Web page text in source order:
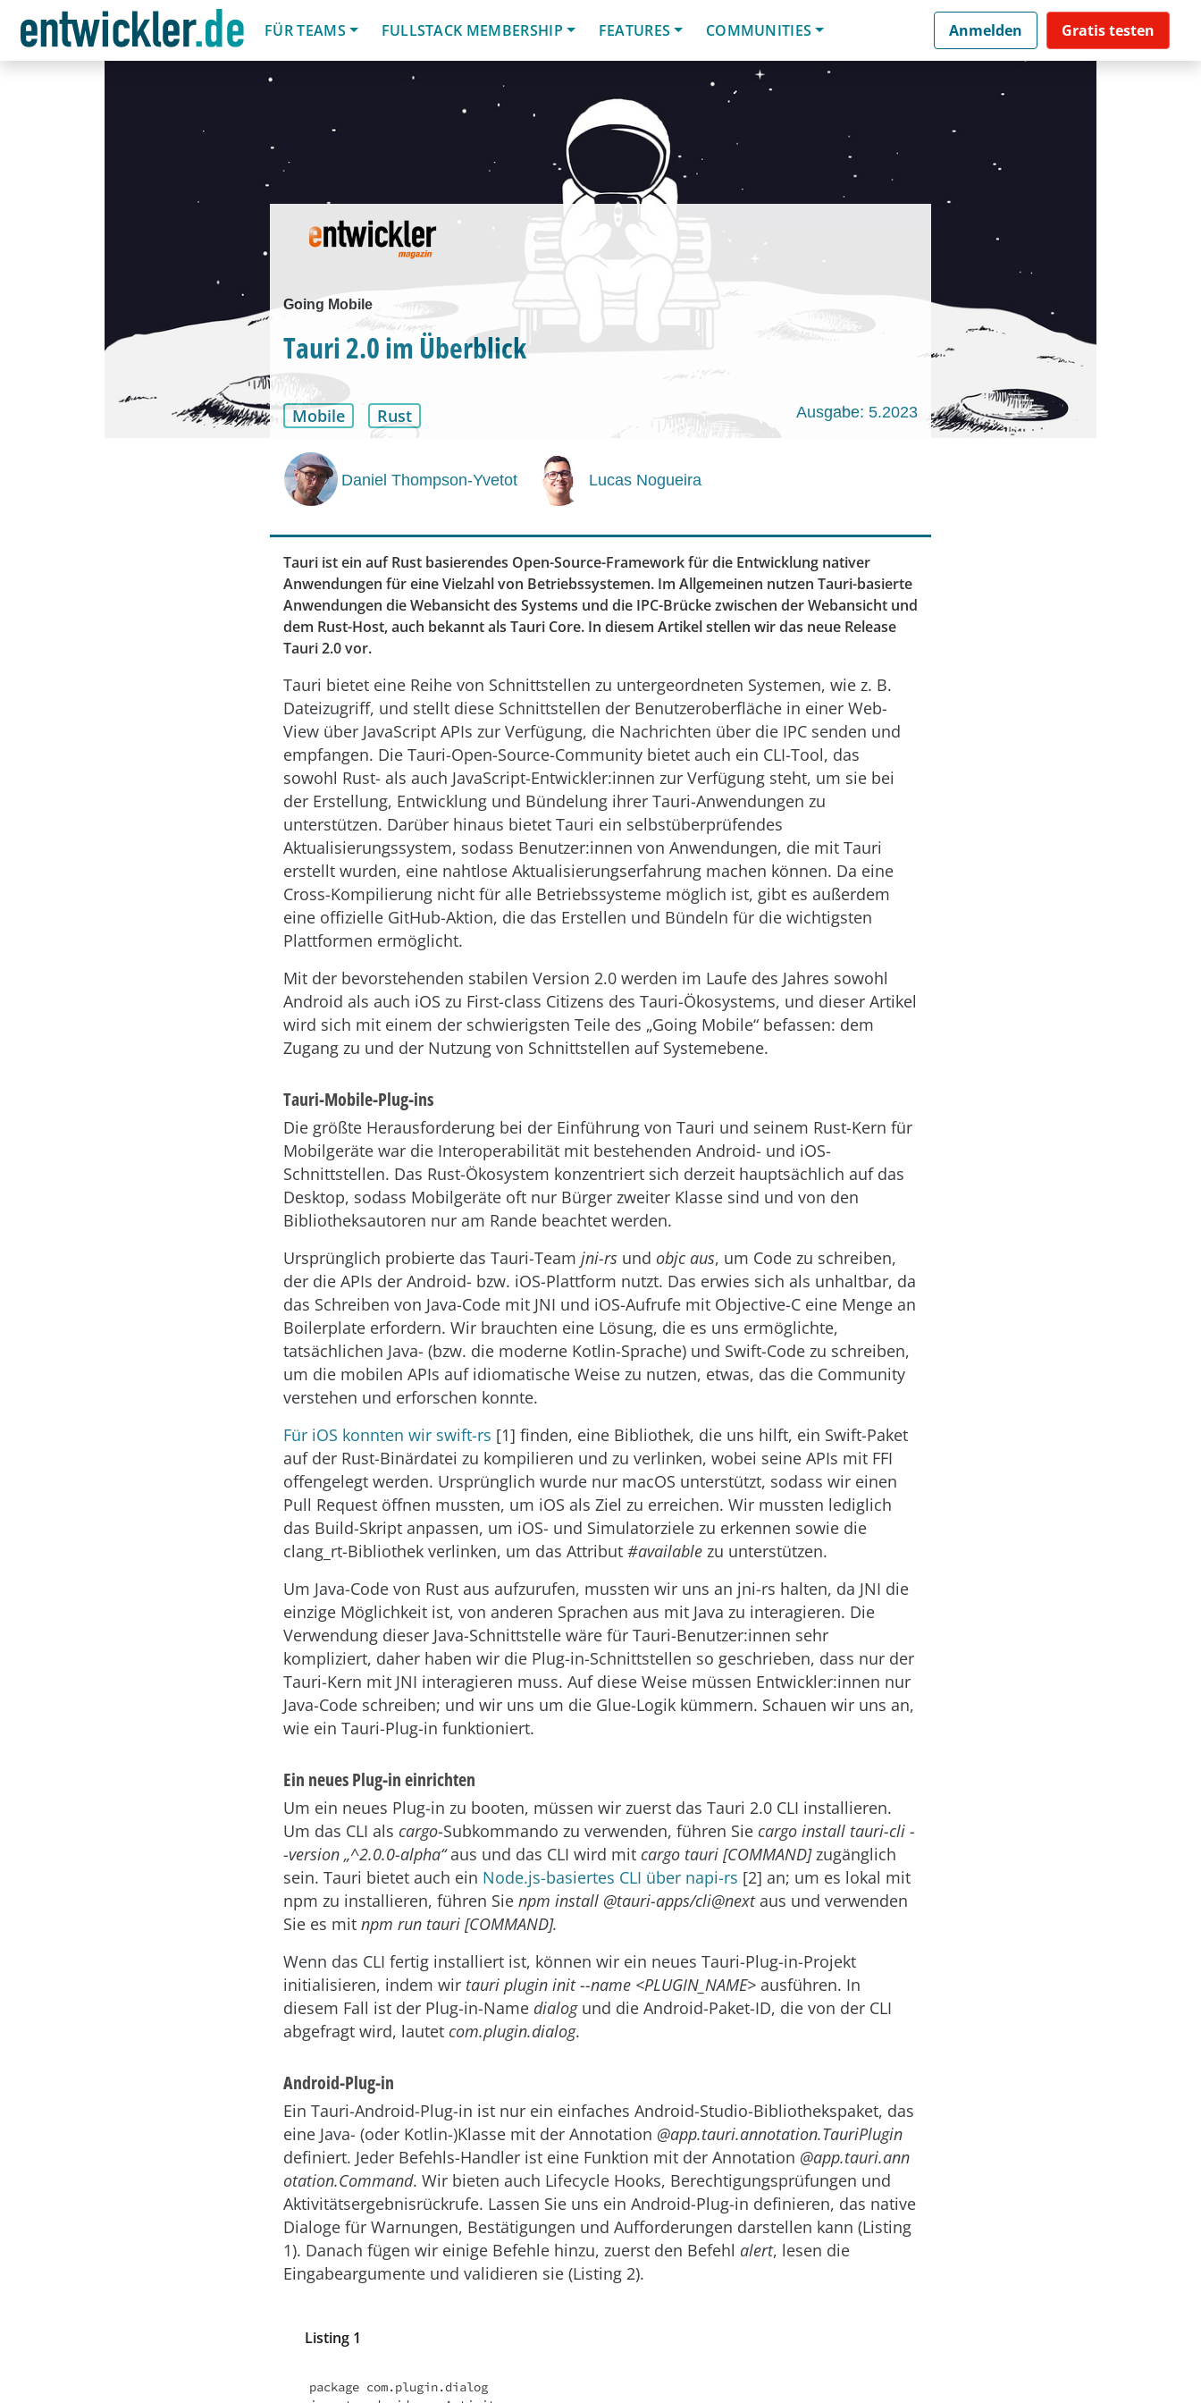
FÜR TEAMS
FULLSTACK MEMBERSHIP FEATURES COMMUNITIES Anmelden Gratis testen
Going Mobile
Tauri 2.0 im Überblick
Mobile Rust Ausgabe: 5.2023
Daniel Thompson-Yvetot Lucas Nogueira
Tauri ist ein auf Rust basierendes Open-Source-Framework für die Entwicklung nativer
Anwendungen für eine Vielzahl von Betriebssystemen. Im Allgemeinen nutzen Tauri-basierte
Anwendungen die Webansicht des Systems und die IPC-Brücke zwischen der Webansicht und
dem Rust-Host, auch bekannt als Tauri Core. In diesem Artikel stellen wir das neue Release
Tauri 2.0 vor.
Tauri bietet eine Reihe von Schnittstellen zu untergeordneten Systemen, wie z. B.
Dateizugriff, und stellt diese Schnittstellen der Benutzeroberfläche in einer Web-
View über JavaScript APIs zur Verfügung, die Nachrichten über die IPC senden und
empfangen. Die Tauri-Open-Source-Community bietet auch ein CLI-Tool, das
sowohl Rust- als auch JavaScript-Entwickler:innen zur Verfügung steht, um sie bei
der Erstellung, Entwicklung und Bündelung ihrer Tauri-Anwendungen zu
unterstützen. Darüber hinaus bietet Tauri ein selbstüberprüfendes
Aktualisierungssystem, sodass Benutzer:innen von Anwendungen, die mit Tauri
erstellt wurden, eine nahtlose Aktualisierungserfahrung machen können. Da eine
Cross-Kompilierung nicht für alle Betriebssysteme möglich ist, gibt es außerdem
eine offizielle GitHub-Aktion, die das Erstellen und Bündeln für die wichtigsten
Plattformen ermöglicht.
Mit der bevorstehenden stabilen Version 2.0 werden im Laufe des Jahres sowohl
Android als auch iOS zu First-class Citizens des Tauri-Ökosystems, und dieser Artikel
wird sich mit einem der schwierigsten Teile des „Going Mobile“ befassen: dem
Zugang zu und der Nutzung von Schnittstellen auf Systemebene.
Tauri-Mobile-Plug-ins
Die größte Herausforderung bei der Einführung von Tauri und seinem Rust-Kern für
Mobilgeräte war die Interoperabilität mit bestehenden Android- und iOS-
Schnittstellen. Das Rust-Ökosystem konzentriert sich derzeit hauptsächlich auf das
Desktop, sodass Mobilgeräte oft nur Bürger zweiter Klasse sind und von den
Bibliotheksautoren nur am Rande beachtet werden.
Ursprünglich probierte das Tauri-Team jni-rs und objc aus, um Code zu schreiben,
der die APIs der Android- bzw. iOS-Plattform nutzt. Das erwies sich als unhaltbar, da
das Schreiben von Java-Code mit JNI und iOS-Aufrufe mit Objective-C eine Menge an
Boilerplate erfordern. Wir brauchten eine Lösung, die es uns ermöglichte,
tatsächlichen Java- (bzw. die moderne Kotlin-Sprache) und Swift-Code zu schreiben,
um die mobilen APIs auf idiomatische Weise zu nutzen, etwas, das die Community
verstehen und erforschen konnte.
Für iOS konnten wir swift-rs [1] finden, eine Bibliothek, die uns hilft, ein Swift-Paket
auf der Rust-Binärdatei zu kompilieren und zu verlinken, wobei seine APIs mit FFI
offengelegt werden. Ursprünglich wurde nur macOS unterstützt, sodass wir einen
Pull Request öffnen mussten, um iOS als Ziel zu erreichen. Wir mussten lediglich
das Build-Skript anpassen, um iOS- und Simulatorziele zu erkennen sowie die
clang_rt-Bibliothek verlinken, um das Attribut #available zu unterstützen.
Um Java-Code von Rust aus aufzurufen, mussten wir uns an jni-rs halten, da JNI die
einzige Möglichkeit ist, von anderen Sprachen aus mit Java zu interagieren. Die
Verwendung dieser Java-Schnittstelle wäre für Tauri-Benutzer:innen sehr
kompliziert, daher haben wir die Plug-in-Schnittstellen so geschrieben, dass nur der
Tauri-Kern mit JNI interagieren muss. Auf diese Weise müssen Entwickler:innen nur
Java-Code schreiben; und wir uns um die Glue-Logik kümmern. Schauen wir uns an,
wie ein Tauri-Plug-in funktioniert.
Ein neues Plug-in einrichten
Um ein neues Plug-in zu booten, müssen wir zuerst das Tauri 2.0 CLI installieren.
Um das CLI als cargo-Subkommando zu verwenden, führen Sie cargo install tauri-cli -
-version „^2.0.0-alpha“aus und das CLI wird mit cargo tauri [COMMAND]zugänglich
sein. Tauri bietet auch ein Node.js-basiertes CLI über napi-rs [2] an; um es lokal mit
npm zu installieren, führen Sie npm install @tauri-apps/cli@nextaus und verwenden
Sie es mit npm run tauri [COMMAND].
Wenn das CLI fertig installiert ist, können wir ein neues Tauri-Plug-in-Projekt
initialisieren, indem wir tauri plugin init --name <PLUGIN_NAME> ausführen. In
diesem Fall ist der Plug-in-Name dialogund die Android-Paket-ID, die von der CLI
abgefragt wird, lautet com.plugin.dialog.
Android-Plug-in
Ein Tauri-Android-Plug-in ist nur ein einfaches Android-Studio-Bibliothekspaket, das
eine Java- (oder Kotlin-)Klasse mit der Annotation @app.tauri.annotation.TauriPlugin
definiert. Jeder Befehls-Handler ist eine Funktion mit der Annotation @app.tauri.ann
otation.Command. Wir bieten auch Lifecycle Hooks, Berechtigungsprüfungen und
Aktivitätsergebnisrückrufe. Lassen Sie uns ein Android-Plug-in definieren, das native
Dialoge für Warnungen, Bestätigungen und Aufforderungen darstellen kann (Listing
1). Danach fügen wir einige Befehle hinzu, zuerst den Befehl alert, lesen die
Eingabeargumente und validieren sie (Listing 2).
Listing 1
package